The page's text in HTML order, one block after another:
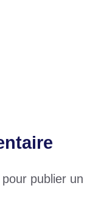
pour publier un